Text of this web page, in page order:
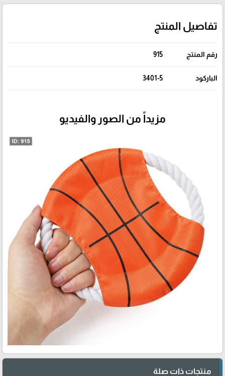
تفاصيل المنتج
رقم المنتج 915
الباركود 3401-5
مزيداً من الصور والفيديو
منتجات ذات صلة